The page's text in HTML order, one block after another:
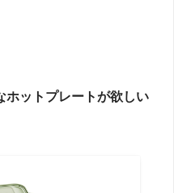
ホットプレートが欲しい